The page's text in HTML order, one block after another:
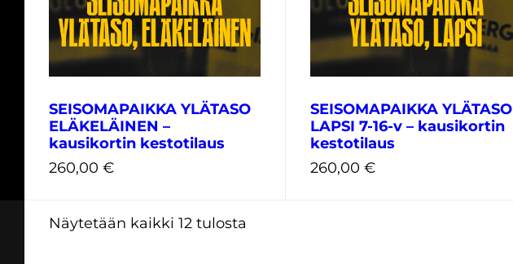
SEISOMAPAIKKA YLÄTASO
ELÄKELÄINEN –
kausikortin kestotilaus
260,00 €
SEISOMAPAIKKA YLÄTASO
LAPSI 7-16-v – kausikortin
kestotilaus
260,00 €
Näytetään kaikki 12 tulosta